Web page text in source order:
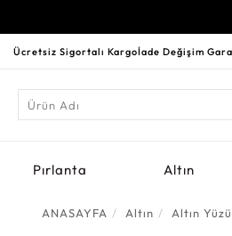
Ücretsiz Sigortalı Kargoİade Değişim
Pırlanta Altın
ANASAYFA Altın Altın